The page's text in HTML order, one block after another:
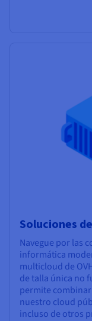
Soluciones
Navegue por las
informática
multicloud de
de talla única no
permite
nuestro cloud
incluso de otros